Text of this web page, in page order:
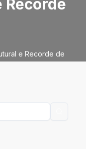
Recorde
e Recorde de